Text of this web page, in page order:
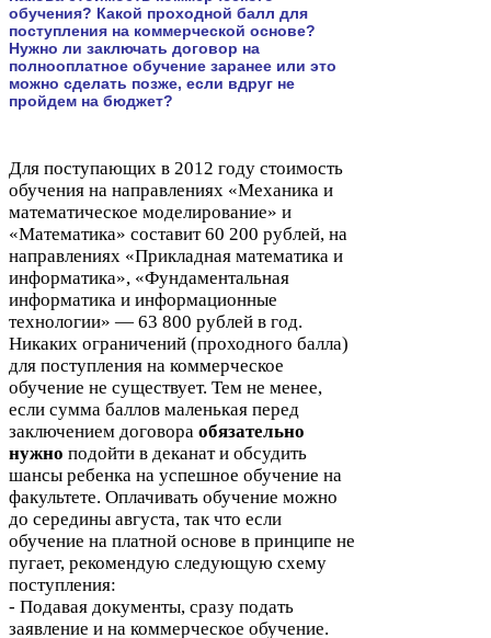
обучения? Какой проходной балл для
поступления на коммерческой основе?
Нужно ли заключать договор на
полнооплатное обучение заранее или это
можно сделать позже, если вдруг не
пройдем на бюджет?
Для поступающих в 2012 году стоимость
обучения на направлениях «Механика и
математическое моделирование» и
«Математика» составит60 200 рублей, на
направлениях «Прикладная математика и
информатика», «Фундаментальная
информатика и информационные
технологии» — 63 800 рублей в год.
Никаких ограничений (проходного балла)
для поступления на коммерческое
обучение не существует. Тем не менее,
если сумма баллов маленькая перед
заключением договора обязательно
нужно подойти в деканат и обсудить
шансы ребенка на успешное обучение на
факультете. Оплачивать обучение можно
до середины августа, так что если
обучение на платной основе в принципе не
пугает, рекомендую следующую схему
поступления:
- Подавая документы, сразу подать
заявление и на коммерческое обучение.